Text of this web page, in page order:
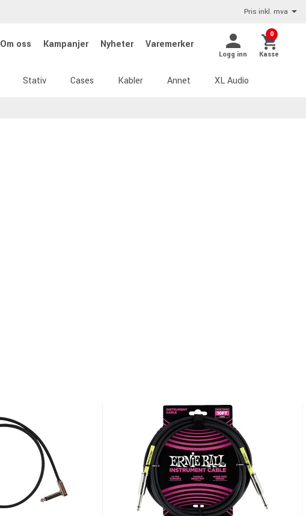
Pris inkl. mva
Om oss Kampanjer Nyheter Varemerker
Logg inn
0
Kasse
Stativ Cases Kabler Annet XL Audio